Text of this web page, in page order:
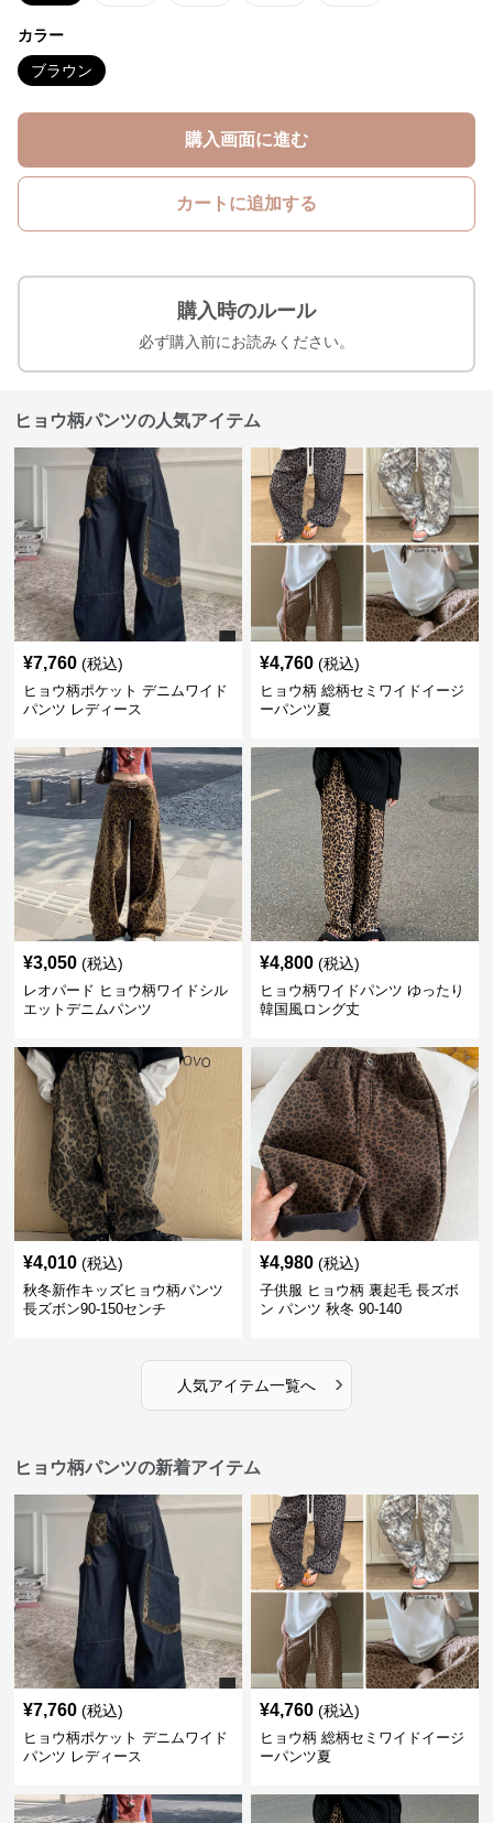
カラー
ブラウン
購入画面に進む
カートに追加する
購入時のルール
必ず購入前にお読みください。
ヒョウ柄パンツの人気アイテム
¥7,760 (税込)
ヒョウ柄ポケット デニムワイド
パンツ レディース
¥4,760 (税込)
ヒョウ柄 総柄セミワイドイージ
ーパンツ夏
¥3,050 (税込)
レオパード ヒョウ柄ワイドシル
エットデニムパンツ
¥4,800 (税込)
ヒョウ柄ワイドパンツ ゆったり
韓国風ロング丈
¥4,010 (税込)
秋冬新作キッズヒョウ柄パンツ
長ズボン90-150センチ
¥4,980 (税込)
子供服 ヒョウ柄 裏起毛 長ズボ
ン パンツ 秋冬 90-140
人気アイテム一覧へ ›
ヒョウ柄パンツの新着アイテム
¥7,760 (税込)
ヒョウ柄ポケット デニムワイド
パンツ レディース
¥4,760 (税込)
ヒョウ柄 総柄セミワイドイージ
ーパンツ夏